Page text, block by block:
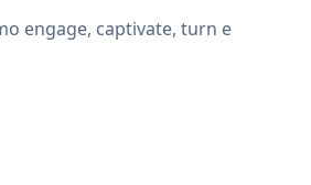
engage, captivate, turn e